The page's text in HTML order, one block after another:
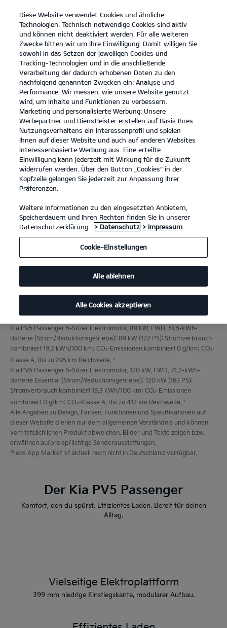
open
menu
KONTAKT
PV5 Passenger Probefahrt / Angebot
Kontakt
... ... PV5 PASSENGER
Diese Website verwendet Cookies und ähnliche
Technologien. Technisch notwendige Cookies sind aktiv
und können nicht deaktiviert werden. Für alle weiteren
Zwecke bitten wir um Ihre Einwilligung. Damit willigen Sie
sowohl in das Setzen der jeweiligen Cookies und
Tracking-Technologien und in die anschließende
Verarbeitung der dadurch erhobenen Daten zu den
nachfolgend genannten Zwecken ein: Analyse und
Performance: Wir messen, wie unsere Website genutzt
wird, um Inhalte und Funktionen zu verbessern.
Marketing und personalisierte Werbung: Unsere
Werbepartner und Dienstleister erstellen auf Basis Ihres
Nutzungsverhaltens ein Interessenprofil und spielen
Ihnen auf dieser Website und auch auf anderen Websites
interessenbasierte Werbung aus. Eine erteilte
Einwilligung kann jederzeit mit Wirkung für die Zukunft
widerrufen werden. Über den Button „Cookies“ in der
Kopfzeile gelangen Sie jederzeit zur Anpassung Ihrer
Präferenzen.
Weitere Informationen zu den eingesetzten Anbietern,
Speicherdauern und Ihren Rechten finden Sie in unserer
Datenschutzerklärung.
> Datenschutz > Impressum
Cookie-Einstellungen
Alle ablehnen
Alle Cookies akzeptieren